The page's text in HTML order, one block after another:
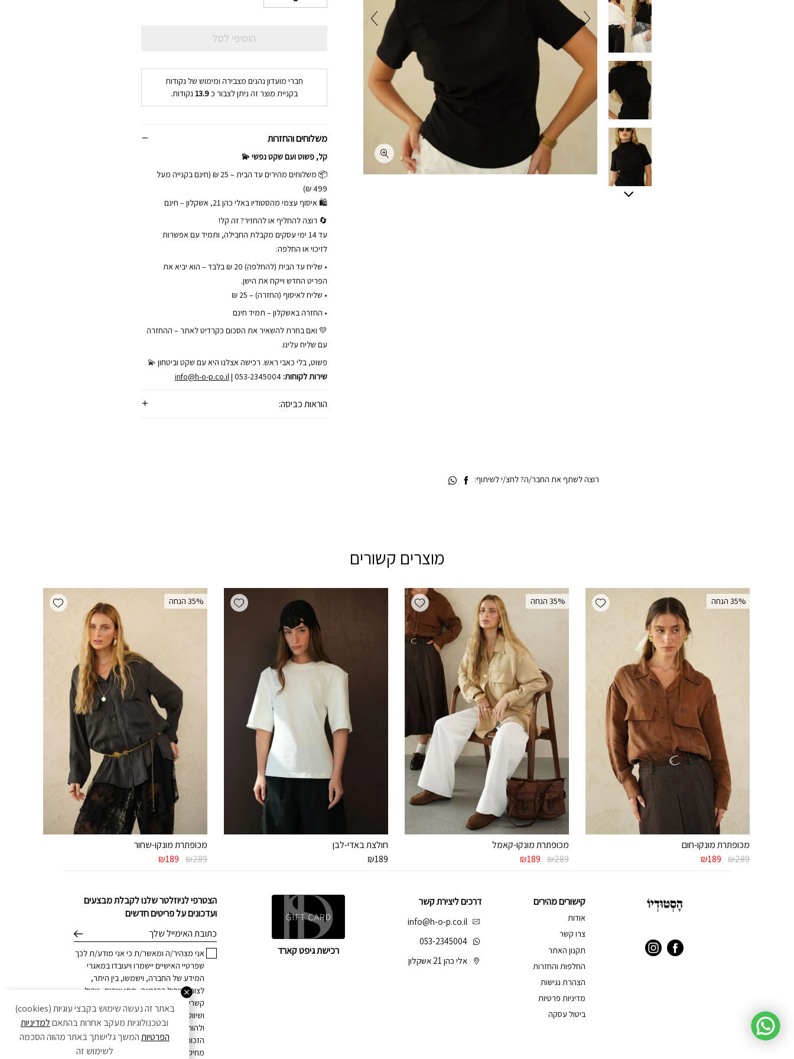
הוסיפי לסל
חברי מועדון נהנים מצבירה ומימוש של נקודות
בקניית מוצר זה ניתן לצבור כ13.9 נקודות.
משלוחים והחזרות
קל, פשוט ועם שקט נפשי 💫
📦 משלוחים מהירים עד הבית – 25 ₪ (חינם בקנייה מעל
499 ₪)
🛍 איסוף עצמי מהסטודיו באלי כהן 21, אשקלון – חינם
🔄 רוצה להחליף או להחזיר? זה קל!
עד 14 ימי עסקים מקבלת החבילה, ותמיד עם אפשרות
לזיכוי או החלפה:
• שליח עד הבית (להחלפה) 20 ₪ בלבד – הוא יביא את
הפריט החדש וייקח את הישן.
• שליח לאיסוף (החזרה) – 25 ₪
• החזרה באשקלון – תמיד חינם
💛 ואם בחרת להשאיר את הסכום כקרדיט לאתר – ההחזרה
עם שליח עלינו.
פשוט, בלי כאבי ראש. רכישה אצלנו היא עם שקט וביטחון 💫
שירות לקוחות:
info@h-o-p.co.il| 053-2345004
הוראות כביסה:
רוצה לשתף את החבר/ה? לחצ/י לשיתוף:
מוצרים קשורים
Add wishlist ‫35% הנחה
מכופתרת מונקו-חום
₪289
המחיר₪189
Add wishlist ‫35% הנחה
מכופתרת מונקו-קאמל
₪289
המחיר₪189
Add wishlist
חולצת באדי-לבן
₪189
Add wishlist ‫35% הנחה
מכופתרת מונקו-שחור
₪289
המחיר₪189
הצטרפי לניוזלטר שלנו לקבלת מבצעים
ועדכונים על פריטים חדשים
דוא׳׳ל
אני מצהיר/ה ומאשר/ת כי אני מודע/ת לכך
שפרטיי האישיים יישמרו ויעובדו במאגרי
המידע של החברה, וישמשו, בין היתר,
לצורך טיפול בהזמנה, מתן שירות, ניהול
קשרי לקוחות, וכן לצרכים מסחריים
ושיווקיים, הכל בהתאםלמדיניות הפרטיות,
ולהוראות הדין. ידוע לי כי בכל עת עומדת לי
הזכות לחזור בי מהסכמתי ו/או לדרוש את
מחיקת פרטיי האישיים, וזאת באמצעות
קישורים מהירים
אודות
צרו קשר
תקנון האתר
החלפות והחזרות
הצהרת נגישות
מדיניות פרטיות
ביטול עסקה
דרכים ליצירת קשר
info@h-o-p.co.il
053-2345004
אלי כהן 21 אשקלון
רכישת גיפט קארד
באתר זה נעשה שימוש בקבצי עוגיות (cookies)
ובטכנולוגיות מעקב אחרות בהתאםלמדיניות
הפרטיותהמשך גלישתך באתר מהווה הסכמה
לשימוש זה